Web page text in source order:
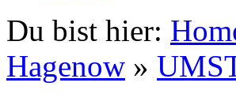
Du bist hier:
Hagenow »